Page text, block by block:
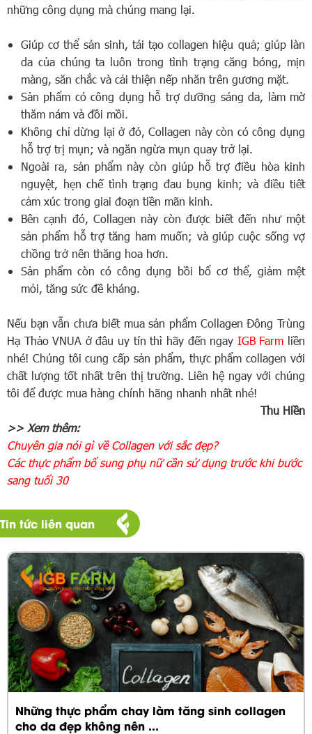
những công dụng mà chúng mang lại.
Giúp cơ thể sản sinh, tái tạo collagen hiệu quả; giúp làn
da của chúng ta luôn trong tình trạng căng bóng, mịn
màng, săn chắc và cải thiện nếp nhăn trên gương mặt.
Sản phẩm có công dụng hỗ trợ dưỡng sáng da, làm mờ
thăm nám và đồi mồi.
Không chỉ dừng lại ở đó, Collagen này còn có công dụng
hỗ trợ trị mụn; và ngăn ngừa mụn quay trở lại.
Ngoài ra, sản phẩm này còn giúp hỗ trợ điều hòa kinh
nguyệt, hẹn chế tình trạng đau bụng kinh; và điều tiết
cảm xúc trong giai đoạn tiền mãn kinh.
Bên cạnh đó, Collagen này còn được biết đến như một
sản phẩm hỗ trợ tăng ham muốn; và giúp cuộc sống vợ
chồng trở nên thăng hoa hơn.
Sản phẩm còn có công dụng bồi bổ cơ thể, giảm mệt
mỏi, tăng sức đề kháng.
Nếu bạn vẫn chưa biết mua sản phẩm Collagen Đông Trùng
Hạ Thảo VNUA ở đâu uy tín thì hãy đến ngay IGB Farm liền
nhé! Chúng tôi cung cấp sản phẩm, thực phẩm collagen với
chất lượng tốt nhất trên thị trường. Liên hệ ngay với chúng
tôi để được mua hàng chính hãng nhanh nhất nhé!
Thu Hiền
>> Xem thêm:
Chuyên gia nói gì về Collagen với sắc đẹp?
Các thực phẩm bổ sung phụ nữ cần sử dụng trước khi bước
sang tuổi 30
Tin tức liên quan
Những thực phẩm chay làm tăng sinh collagen
cho da đẹp không nên ...